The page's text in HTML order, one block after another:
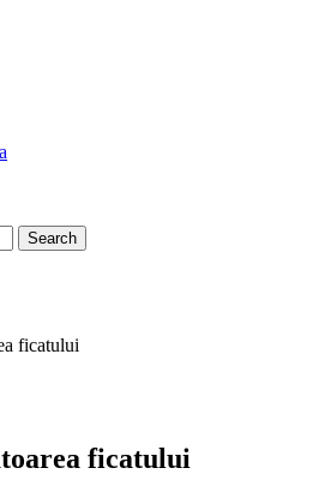
ficatului
ficatului